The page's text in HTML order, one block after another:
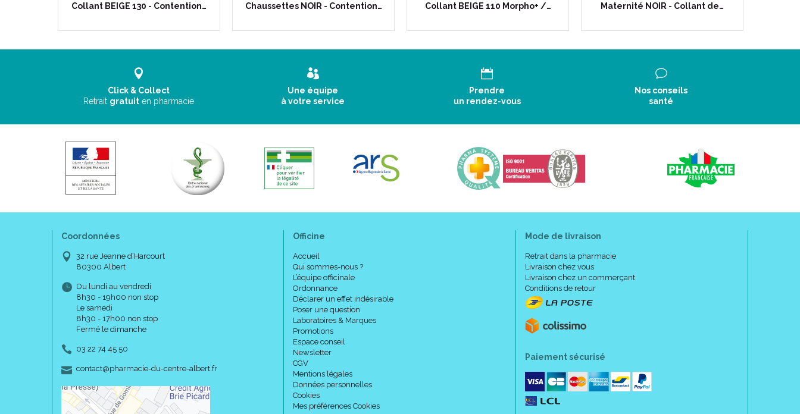
Collant BEIGE 130 - Contention…
Chaussettes NOIR - Contention…
Collant BEIGE 110 Morpho+ /…
Maternité NOIR - Collant de…
Click & Collect
Retrait gratuit en pharmacie
Une équipe
à votre service
Prendre
un rendez-vous
Nos conseils
santé
Coordonnées
32 rue Jeanne d’Harcourt
80300 Albert
Du lundi au vendredi
8h30 - 19h00 non stop
Le samedi
8h30 - 17h00 non stop
Fermé le dimanche
03 22 74 45 50
contact-
@-
pharmacie-du-centre-albert.fr
Officine
Accueil
Qui sommes-nous ?
L’équipe officinale
Ordonnance
Déclarer un effet indésirable
Poser une question
Laboratoires & Marques
Promotions
Espace conseil
Newsletter
CGV
Mentions légales
Données personnelles
Cookies
Mes préférences Cookies
Mode de livraison
Retrait dans la pharmacie
Livraison chez vous
Livraison chez un commerçant
Conditions de retour
Paiement sécurisé